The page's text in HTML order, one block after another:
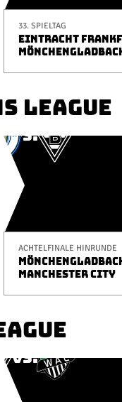
33. SPIELTAG
EINTRACHT
LEAGUE
ACHTELFINALE HINRUNDE
MANCHESTER CITY